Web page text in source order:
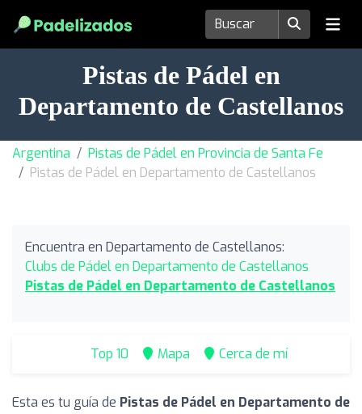
Pistas de Pádel en
Departamento de Castellanos
Argentina
Pistas de Pádel en Provincia de Santa Fe
Pistas de Pádel en Departamento de Castellanos
Encuentra en Departamento de Castellanos:
Clubs de Pádel en Departamento de Castellanos
Pistas de Pádel en Departamento de Castellanos
Top 10 Mapa Cerca de mí
Esta es tu guía de Pistas de Pádel en Departamento de